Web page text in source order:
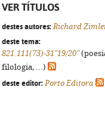
VER TÍTULOS
destes autores: Richard
deste tema:
821.111(73)-31"19/20"
filologia, ...)
deste editor: Porto Editora